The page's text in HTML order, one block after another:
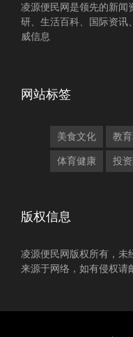
凌源便民网是领先的新闻
研、生活百科、国际资讯
威信息
网站标签
美食文化 教
体育健康 投
版权信息
凌源便民网版权所有，未
来源于网络，如有侵权请